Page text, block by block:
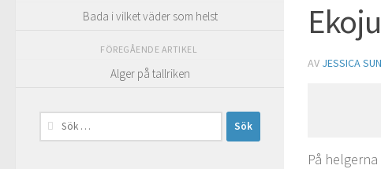
AV JESSICA
På
Bada i vilket väder som helst
FÖREGÅENDE ARTIKEL
Alger på tallriken
Sök
efter: